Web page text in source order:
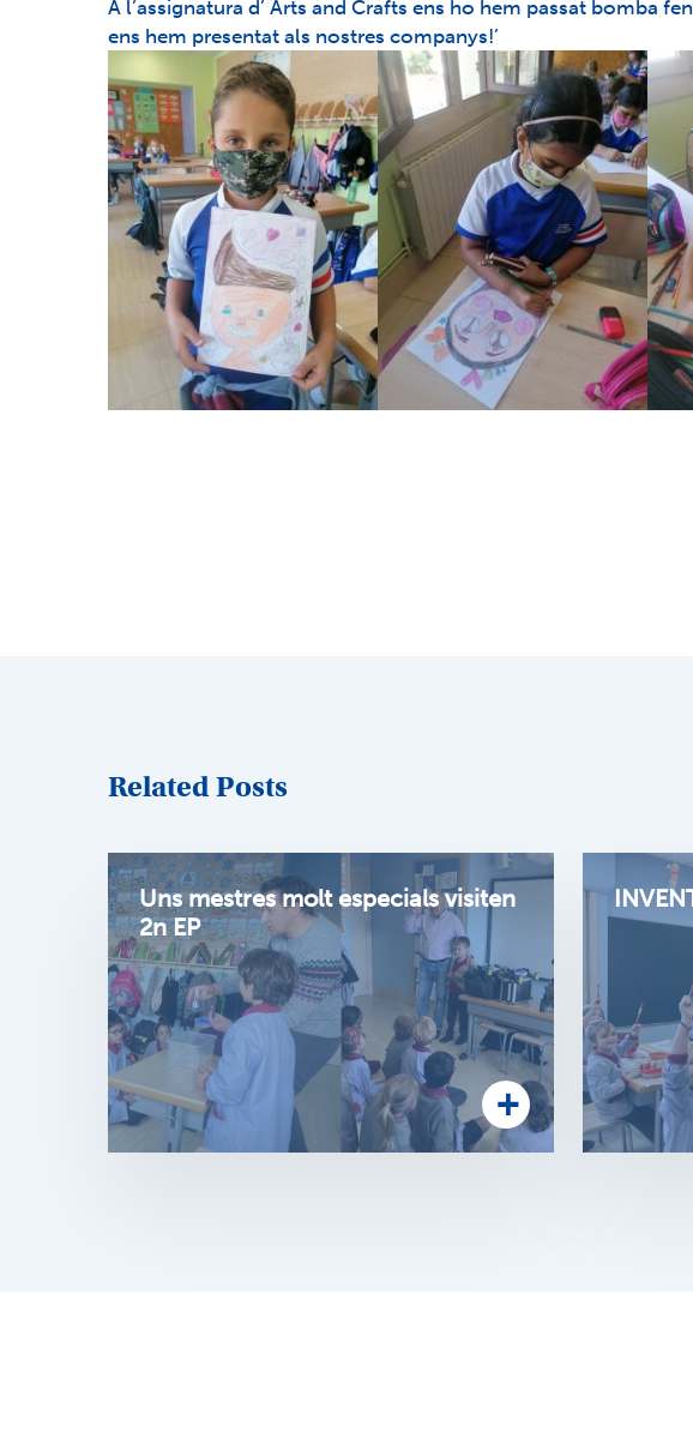
A l’assignatura d’ Arts and Crafts ens ho hem passat bomba
ens hem presentat als nostres companys!’
Related Posts
Uns mestres molt especials visiten
2n EP